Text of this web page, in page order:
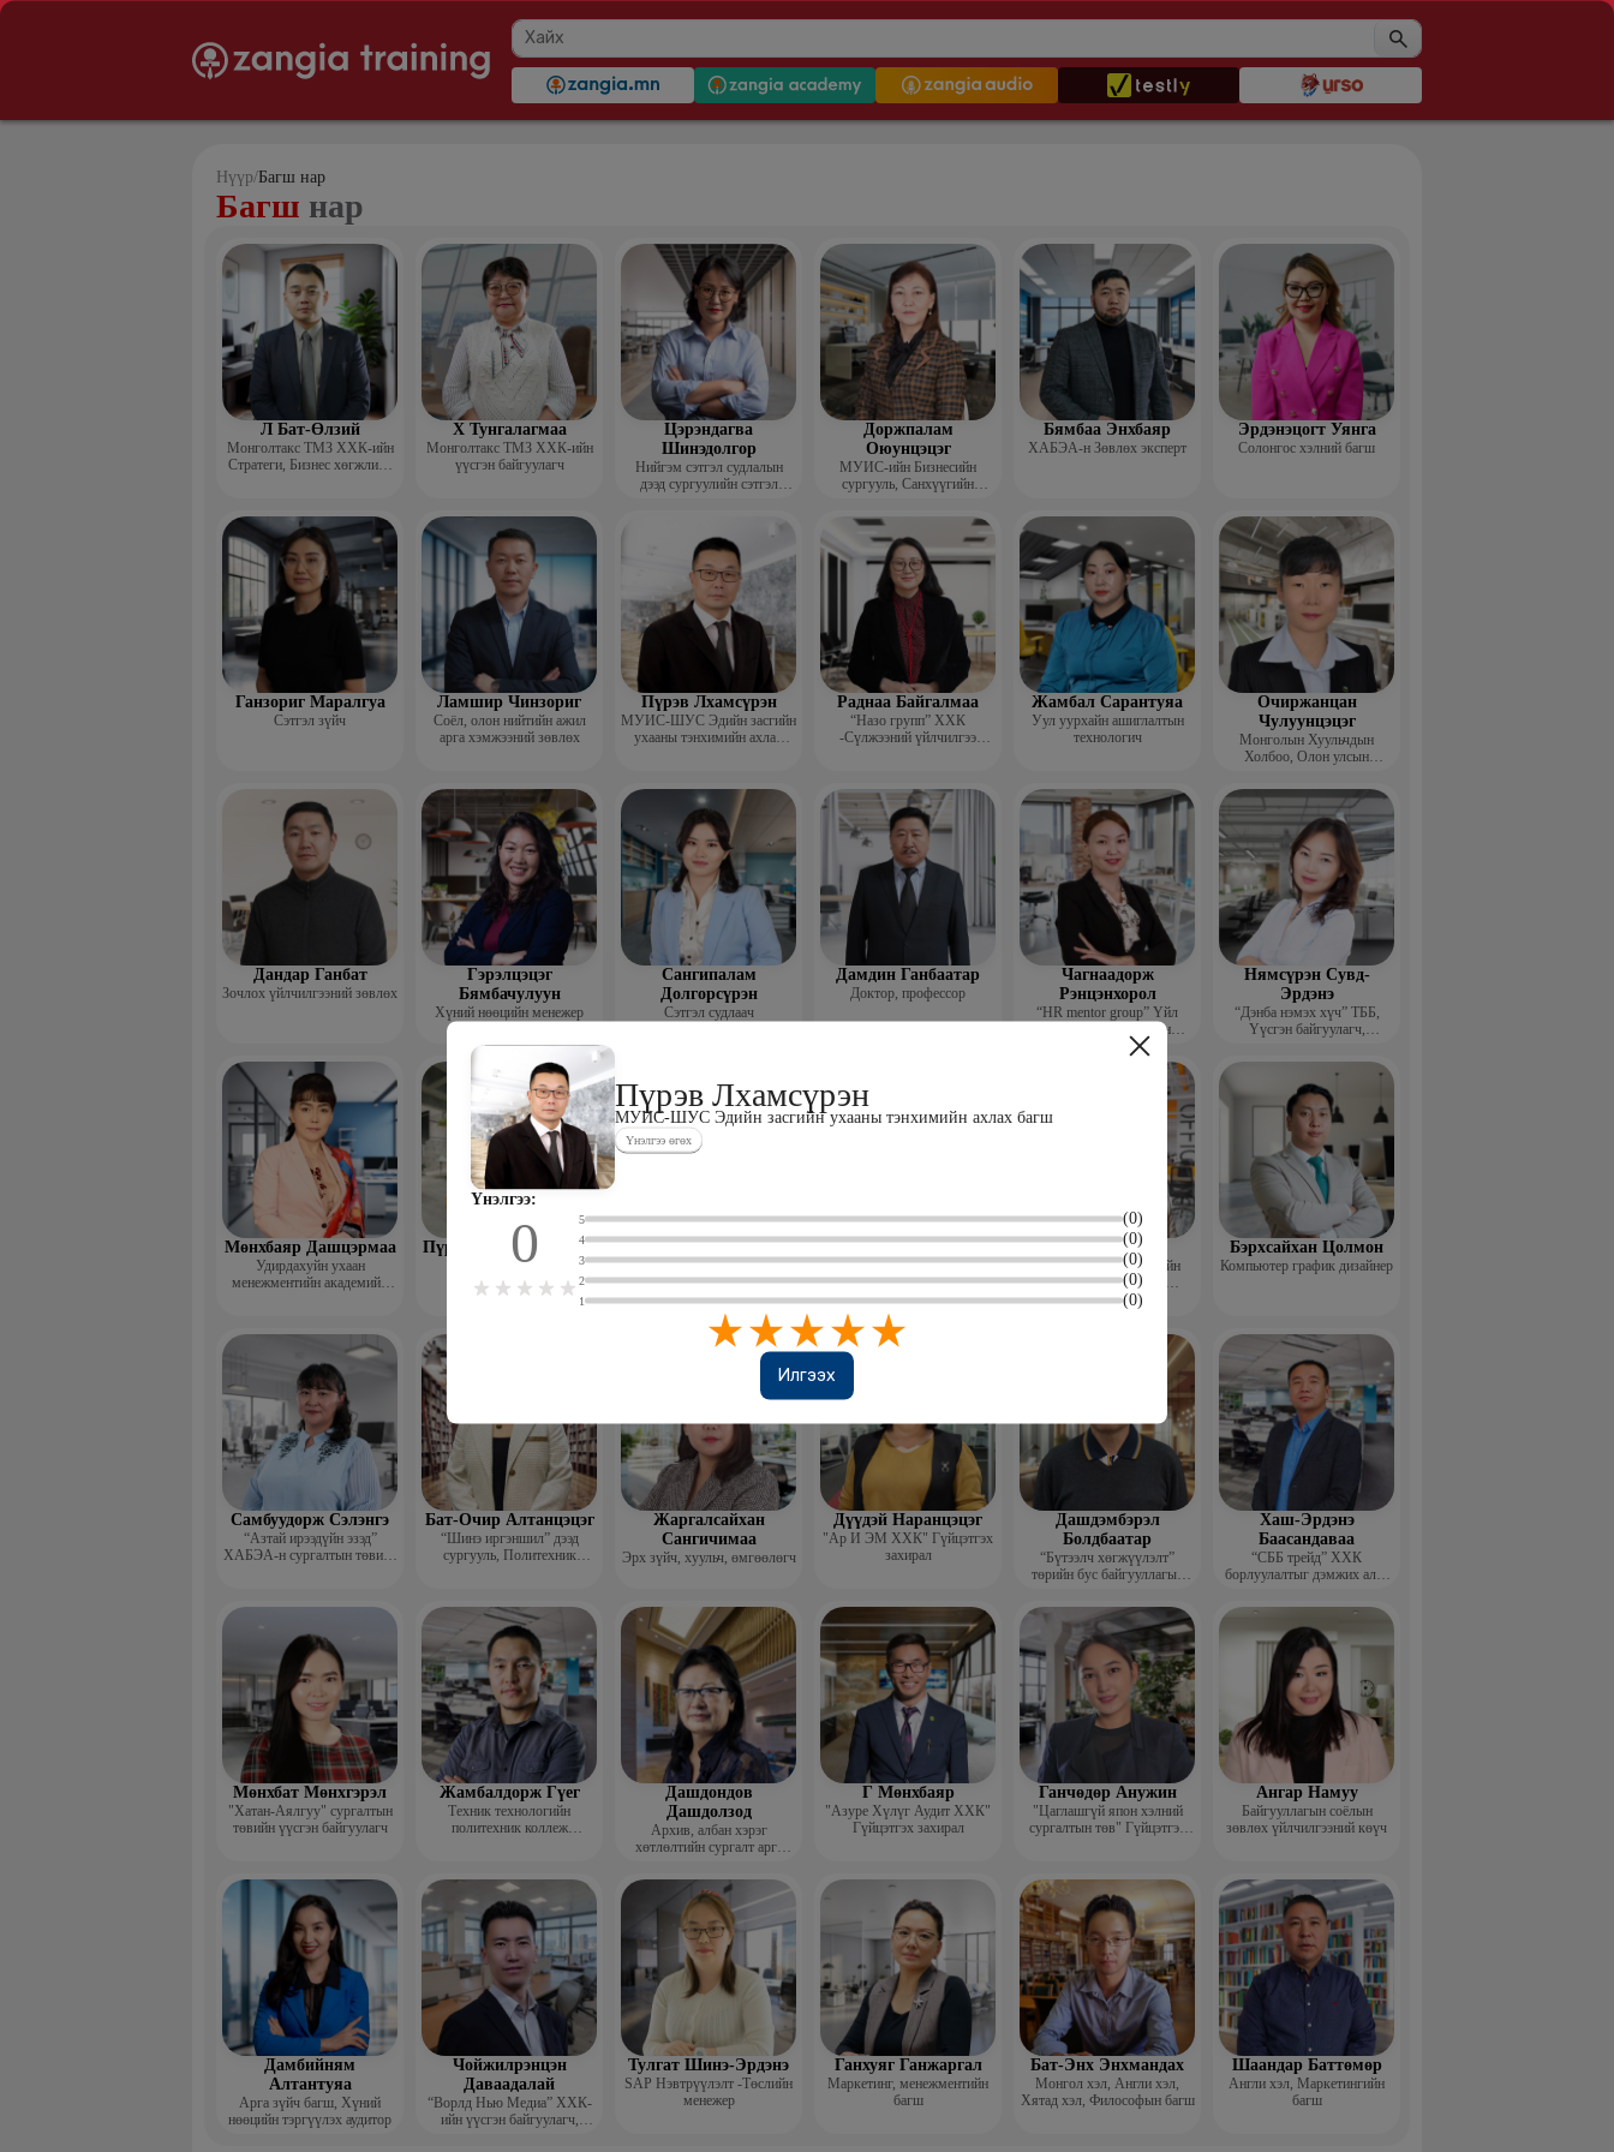
Пүрэв Лхамсүрэн
МУИС-ШУС Эдийн засгийн ухааны тэнхимийн ахлах багш
Үнэлгээ өгөх
Үнэлгээ:
0 5 (0)
4 (0)
3 (0)
2 (0)
1 (0)
Илгээх
Нүүр/Багш нар
Багш нар
Л Бат-Өлзий
Монголтакс ТМЗ ХХК-ийн
Стратеги, Бизнес хөгжлийн
Х Тунгалагмаа
Монголтакс ТМЗ ХХК-ийн
үүсгэн байгуулагч
Цэрэндагва
Шинэдолгор
Нийгэм сэтгэл судлалын
дээд сургуулийн сэтгэл
Доржпалам
Оюунцэцэг
МУИС-ийн Бизнесийн
сургууль, Санхүүгийн
Бямбаа Энхбаяр
ХАБЭА-н Зөвлөх эксперт
Эрдэнэцогт Уянга
Солонгос хэлний багш
Ганзориг Маралгуа
Сэтгэл зүйч
Ламшир Чинзориг
Соёл, олон нийтийн ажил
арга хэмжээний зөвлөх
Пүрэв Лхамсүрэн
МУИС-ШУС Эдийн засгийн
ухааны тэнхимийн ахлах
Раднаа Байгалмаа
“Назо групп” ХХК
-Сүлжээний үйлчилгээ
Жамбал Сарантуяа
Уул уурхайн ашиглалтын
технологич
Очиржанцан
Чулуунцэцэг
Монголын Хуульчдын
Холбоо, Олон улсын
Дандар Ганбат
Зочлох үйлчилгээний зөвлөх
Гэрэлцэцэг
Бямбачулуун
Хүний нөөцийн менежер
Сангипалам
Долгорсүрэн
Сэтгэл судлаач
Дамдин Ганбаатар
Доктор, профессор
Чагнаадорж
Рэнцэнхорол
“HR mentor group” Үйл
ажиллагаа хариуцсан
Нямсүрэн Сувд-
Эрдэнэ
“Дэнба нэмэх хүч” ТББ,
Үүсгэн байгуулагч,
Мөнхбаяр Дашцэрмаа
Удирдахуйн ухаан
менежментийн академийн
Пүрэвдорж Билэгтмаа
Мөнгөнрейс
Пүрэвдорж
Программист, График
дизайнер, Багш
Өлзийсайхан Золбаяр
Эрдэнэт үйлдвэрийн хүний
нөөцийн тэргүүлэх
мэргэжилтэн
Т Пүрэвхатан
Хүнс, Хөдөө Аж Ахуйн
Төсөл, Судалгааны
платформ -Үүсгэн
Бэрхсайхан Цолмон
Компьютер график дизайнер
Самбуудорж Сэлэнгэ
“Азтай ирээдүйн эзэд”
ХАБЭА-н сургалтын төвийн
Бат-Очир Алтанцэцэг
“Шинэ иргэншил” дээд
сургууль, Политехник
хөтлөлтийн мэргэжлийн
үндсэн багш
Жаргалсайхан
Сангичимаа
Эрх зүйч, хуульч, өмгөөлөгч
Дүүдэй Наранцэцэг
"Ар И ЭМ ХХК" Гүйцэтгэх
захирал
Дашдэмбэрэл
Болдбаатар
“Бүтээлч хөгжүүлэлт”
төрийн бус байгууллагын
Хаш-Эрдэнэ
Баасандаваа
“СББ трейд” ХХК
борлуулалтыг дэмжих алба
Мөнхбат Мөнхгэрэл
"Хатан-Аялгуу" сургалтын
төвийн үүсгэн байгуулагч
Жамбалдорж Гүег
Техник технологийн
политехник коллеж
Дашдондов
Дашдолзод
Архив, албан хэрэг
хөтлөлтийн сургалт арга
Г Мөнхбаяр
"Азуре Хүлүг Аудит ХХК"
Гүйцэтгэх захирал
Ганчөдөр Анужин
"Цаглашгүй япон хэлний
сургалтын төв" Гүйцэтгэх
Ангар Намуу
Байгууллагын соёлын
зөвлөх үйлчилгээний көүч
Дамбийням
Алтантуяа
Арга зүйч багш, Хүний
нөөцийн тэргүүлэх аудитор
Чойжилрэнцэн
Даваадалай
“Ворлд Нью Медиа” ХХК-
ийн үүсгэн байгуулагч,
Тулгат Шинэ-Эрдэнэ
SAP Нэвтрүүлэлт -Төслийн
менежер
Ганхуяг Ганжаргал
Маркетинг, менежментийн
багш
Бат-Энх Энхмандах
Монгол хэл, Англи хэл,
Хятад хэл, Философын багш
Шаандар Баттөмөр
Англи хэл, Маркетингийн
багш